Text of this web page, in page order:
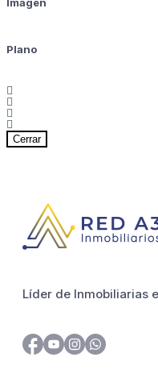
Imagen
Plano
Cerrar
Líder de Inmobiliarias